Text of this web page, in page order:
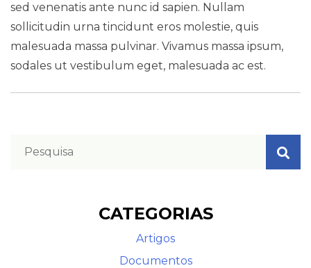
sed venenatis ante nunc id sapien. Nullam
sollicitudin urna tincidunt eros molestie, quis
malesuada massa pulvinar. Vivamus massa ipsum,
sodales ut vestibulum eget, malesuada ac est.
CATEGORIAS
Artigos
Documentos